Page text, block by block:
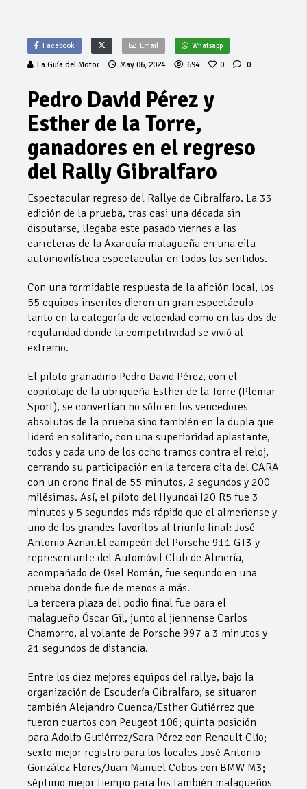
Facebook Email Whatsapp
La Guía del Motor May 06, 2024 694 0 0
Pedro David Pérez y
Esther de la Torre,
ganadores en el regreso
del Rally Gibralfaro
Espectacular regreso del Rallye de Gibralfaro. La 33
edición de la prueba, tras casi una década sin
disputarse, llegaba este pasado viernes a las
carreteras de la Axarquía malagueña en una cita
automovilística espectacular en todos los sentidos.
Con una formidable respuesta de la afición local, los
55 equipos inscritos dieron un gran espectáculo
tanto en la categoría de velocidad como en las dos de
regularidad donde la competitividad se vivió al
extremo.
El piloto granadino Pedro David Pérez, con el
copilotaje de la ubriqueña Esther de la Torre (Plemar
Sport), se convertían no sólo en los vencedores
absolutos de la prueba sino también en la dupla que
lideró en solitario, con una superioridad aplastante,
todos y cada uno de los ocho tramos contra el reloj,
cerrando su participación en la tercera cita del CARA
con un crono final de 55 minutos, 2 segundos y 200
milésimas. Así, el piloto del Hyundai I20 R5 fue 3
minutos y 5 segundos más rápido que el almeriense y
uno de los grandes favoritos al triunfo final: José
Antonio Aznar.El campeón del Porsche 911 GT3 y
representante del Automóvil Club de Almería,
acompañado de Osel Román, fue segundo en una
prueba donde fue de menos a más.
La tercera plaza del podio final fue para el
malagueño Óscar Gil, junto al jiennense Carlos
Chamorro, al volante de Porsche 997 a 3 minutos y
21 segundos de distancia.
Entre los diez mejores equipos del rallye, bajo la
organización de Escudería Gibralfaro, se situaron
también Alejandro Cuenca/Esther Gutiérrez que
fueron cuartos con Peugeot 106; quinta posición
para Adolfo Gutiérrez/Sara Pérez con Renault Clío;
sexto mejor registro para los locales José Antonio
González Flores/Juan Manuel Cobos con BMW M3;
séptimo mejor tiempo para los también malagueños